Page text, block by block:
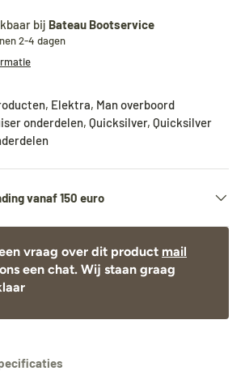
bij Bateau Bootservice
2-4 dagen
, Elektra, Man overboord
onderdelen, Quicksilver, Quicksilver
vanaf 150 euro
vraag over dit product mail
een chat. Wij staan graag